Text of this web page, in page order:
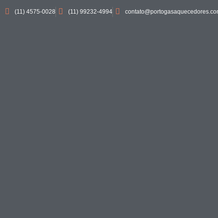
(11) 4575-0028 (11) 99232-4994